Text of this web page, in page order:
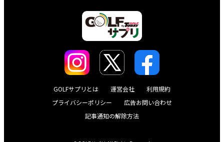
GOLFサプリとは 運営会社
利用規約
プライバシーポリシー
広告お問い合わせ
記事通知の解除方法